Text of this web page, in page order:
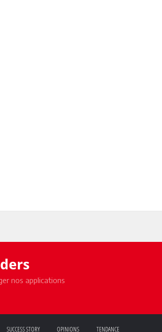
nos applications
SUCCESS STORY OPINIONS TENDANCE